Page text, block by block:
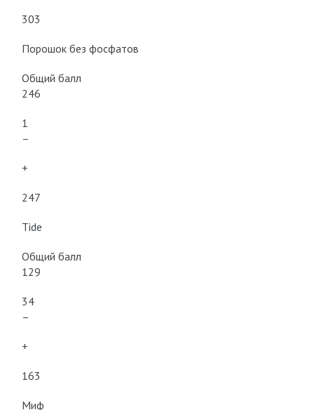
303
Порошок без фосфатов
Общий балл
246
1
–
+
247
Tide
Общий балл
129
34
–
+
163
Миф